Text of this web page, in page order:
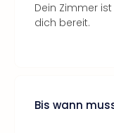
Dein Zimmer
dich bereit.
Bis wann